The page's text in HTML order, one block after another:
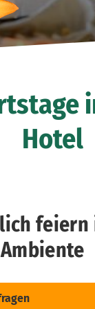
Hotel
feiern